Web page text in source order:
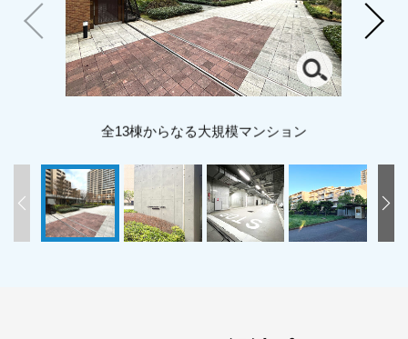
全13棟からなる大規模マンション